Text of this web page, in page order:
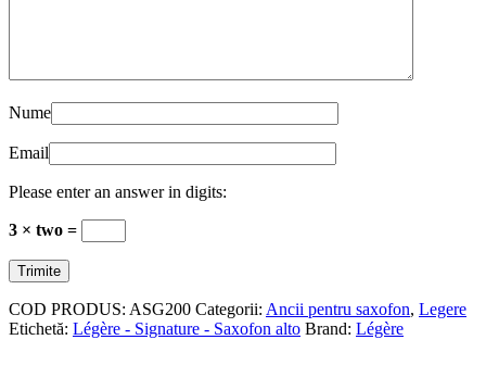
Nume
Email
Please enter an answer in digits:
3 × two =
COD PRODUS: ASG200 Categorii: Ancii pentru saxofon, Legere
Etichetă: Légère - Signature - Saxofon alto Brand: Légère